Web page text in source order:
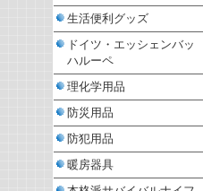
生活便利グッズ
ドイツ・エッシェンバッ
ハルーペ
理化学用品
防災用品
防犯用品
暖房器具